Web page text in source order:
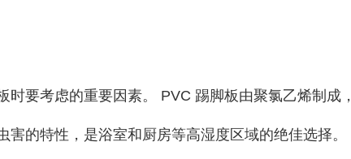
时要考虑的重要因素。 PVC 踢脚板由聚氯乙烯制成
害的特性，是浴室和厨房等高湿度区域的绝佳选择